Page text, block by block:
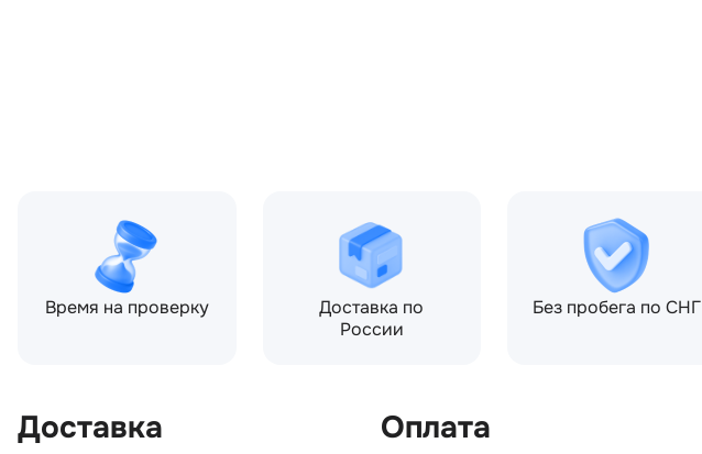
Время на проверку
Доставка по
России
Без пробега по СНГ
Доставка Оплата